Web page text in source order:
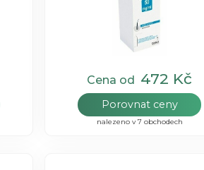
Cena od 472 Kč
Porovnat ceny
nalezeno v 7 obchodech